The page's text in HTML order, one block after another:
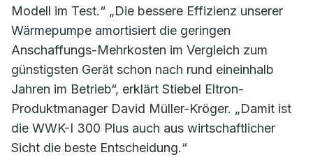
Modell im Test.“ „Die bessere Effizienz unserer
Wärmepumpe amortisiert die geringen
Anschaffungs-Mehrkosten im Vergleich zum
günstigsten Gerät schon nach rund eineinhalb
Jahren im Betrieb“, erklärt Stiebel Eltron-
Produktmanager David Müller-Kröger. „Damit ist
die WWK-I 300 Plus auch aus wirtschaftlicher
Sicht die beste Entscheidung.“